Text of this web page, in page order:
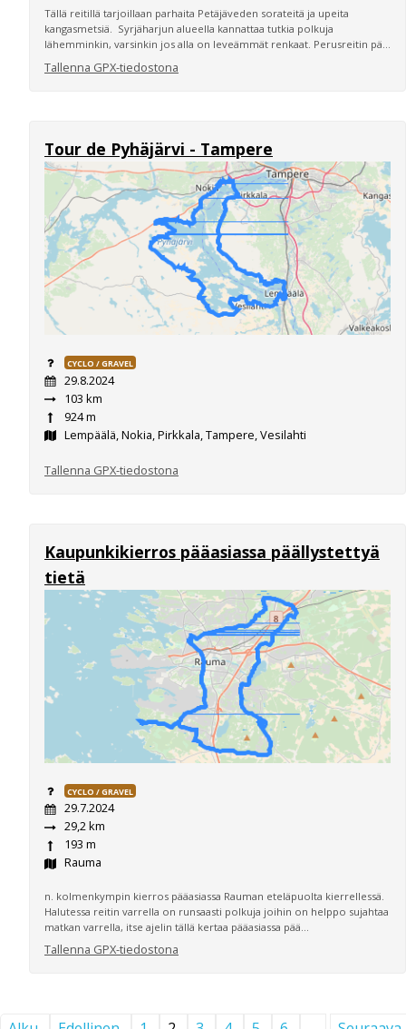
Tällä reitillä tarjoillaan parhaita Petäjäveden sorateitä ja upeita
kangasmetsiä. Syrjäharjun alueella kannattaa tutkia polkuja
lähemminkin, varsinkin jos alla on leveämmät renkaat. Perusreitin pä...
Tallenna GPX-tiedostona
Tour de Pyhäjärvi - Tampere
CYCLO / GRAVEL
29.8.2024
103 km
924 m
Lempäälä, Nokia, Pirkkala, Tampere, Vesilahti
Tallenna GPX-tiedostona
Kaupunkikierros pääasiassa päällystettyä
tietä
CYCLO / GRAVEL
29.7.2024
29,2 km
193 m
Rauma
n. kolmenkympin kierros pääasiassa Rauman eteläpuolta kierrellessä.
Halutessa reitin varrella on runsaasti polkuja joihin on helppo sujahtaa
matkan varrella, itse ajelin tällä kertaa pääasiassa pää...
Tallenna GPX-tiedostona